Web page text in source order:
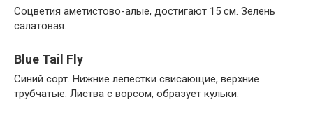
Соцветия аметистово-алые, достигают 15 см. Зелень
салатовая.
Blue Tail Fly
Синий сорт. Нижние лепестки свисающие, верхние
трубчатые. Листва с ворсом, образует кульки.